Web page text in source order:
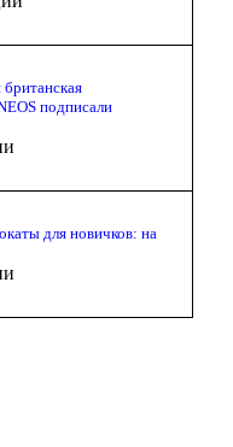
подписали
для новичков: на